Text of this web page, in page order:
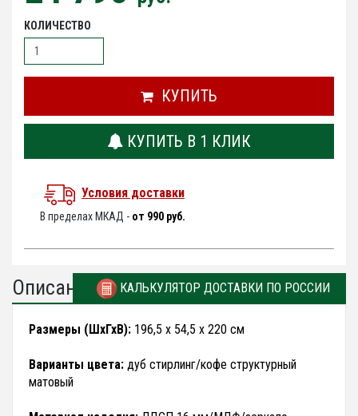
КОЛИЧЕСТВО
КУПИТЬ
КУПИТЬ В 1 КЛИК
Условия доставки
В пределах МКАД - от 990 руб.
Описание КАЛЬКУЛЯТОР ДОСТАВКИ ПО РОССИИ
Размеры (ШхГхВ): 196,5 х 54,5 х 220 см
Варианты цвета: дуб стирлинг/кофе структурный
матовый